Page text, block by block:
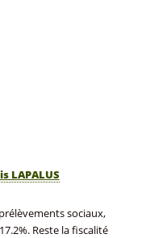
LAPALUS
sociaux,
Reste la fiscalité